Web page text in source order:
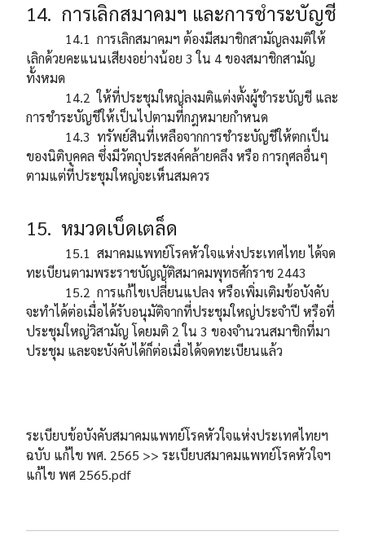
14. การเลิกสมาคมฯ และการชำระบัญชี
14.1 การเลิกสมาคมฯ ต้องมีสมาชิกสามัญลงมติให้
เลิกด้วยคะแนนเสียงอย่างน้อย 3 ใน 4 ของสมาชิกสามัญ
ทั้งหมด
14.2 ให้ที่ประชุมใหญ่ลงมติแต่งตั้งผู้ชำระบัญชี และ
การชำระบัญชีให้เป็นไปตามที่กฎหมายกำหนด
14.3 ทรัพย์สินที่เหลือจากการชำระบัญชีให้ตกเป็น
ของนิติบุคคล ซึ่งมีวัตถุประสงค์คล้ายคลึง หรือ การกุศลอื่นๆ
ตามแต่ที่ประชุมใหญ่จะเห็นสมควร
15. หมวดเบ็ดเตล็ด
15.1 สมาคมแพทย์โรคหัวใจแห่งประเทศไทย ได้จด
ทะเบียนตามพระราชบัญญัติสมาคมพุทธศักราช 2443
15.2 การแก้ไขเปลี่ยนแปลง หรือเพิ่มเติมข้อบังคับ
จะทำได้ต่อเมื่อได้รับอนุมัติจากที่ประชุมใหญ่ประจำปี หรือที่
ประชุมใหญ่วิสามัญ โดยมติ 2 ใน 3 ของจำนวนสมาชิกที่มา
ประชุม และจะบังคับได้ก็ต่อเมื่อได้จดทะเบียนแล้ว
ระเบียบข้อบังคับสมาคมแพทย์โรคหัวใจแห่งประเทศไทยฯ
ฉบับ แก้ไข พศ. 2565 >> ระเบียบสมาคมแพทย์โรคหัวใจฯ
แก้ไข พศ 2565.pdf